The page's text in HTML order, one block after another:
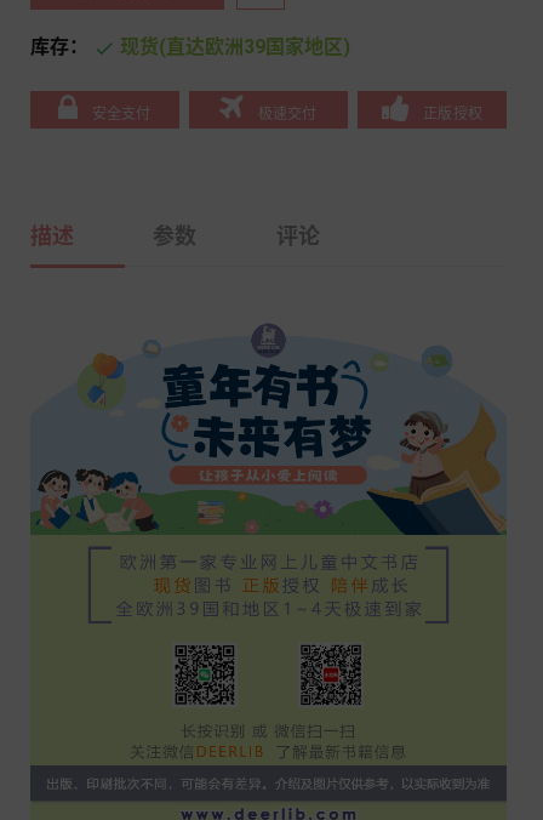
库存：  现货(直达欧洲39国家地区)
安全支付 极速交付 正版授权
描述 参数 评论